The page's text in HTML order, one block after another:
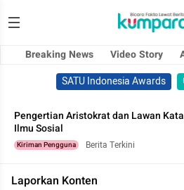
Breaking News Video Story
SATU Indonesia Awards
Pengertian Aristokrat dan Lawan
Ilmu Sosial
Kiriman Pengguna Berita Terkini
Laporkan Konten